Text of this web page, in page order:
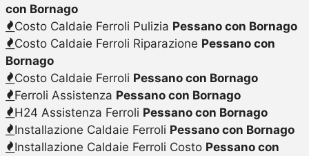
con Bornago
Costo Caldaie Ferroli Pulizia Pessano con Bornago
Costo Caldaie Ferroli Riparazione Pessano con
Bornago
Costo Caldaie Ferroli Pessano con Bornago
Ferroli Assistenza Pessano con Bornago
H24 Assistenza Ferroli Pessano con Bornago
Installazione Caldaie Ferroli Pessano con Bornago
Installazione Caldaie Ferroli Costo Pessano con